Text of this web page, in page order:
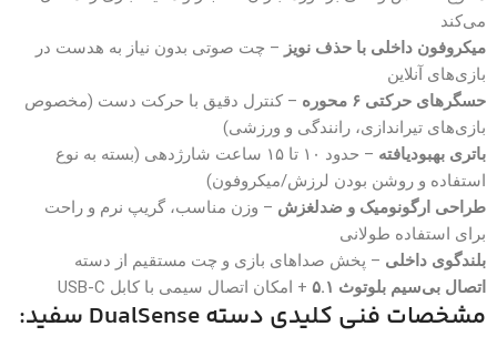
می‌کند
میکروفون داخلی با حذف نویز – چت صوتی بدون نیاز به هدست در
بازی‌های آنلاین
حسگرهای حرکتی ۶ محوره
– کنترل دقیق با حرکت دست (مخصوص
بازی‌های تیراندازی، رانندگی و ورزشی)
باتری بهبودیافته
– حدود ۱۰ تا ۱۵ ساعت شارژدهی (بسته به نوع
استفاده و روشن بودن لرزش/میکروفون)
طراحی ارگونومیک و ضدلغزش – وزن مناسب، گریپ نرم و راحت
برای استفاده طولانی
بلندگوی داخلی – پخش صداهای بازی و چت مستقیم از دسته
اتصال بی‌سیم بلوتوث ۵.۱
+ امکان اتصال سیمی با کابل USB-C
مشخصات فنی کلیدی دسته DualSense سفید: